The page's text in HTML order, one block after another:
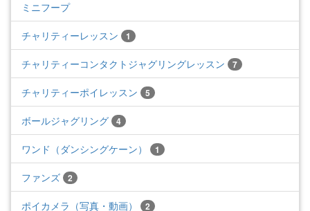
ミニフープ
チャリティーレッスン 1
チャリティーコンタクトジャグリングレッスン 7
チャリティーポイレッスン 5
ボールジャグリング 4
ワンド（ダンシングケーン） 1
ファンズ 2
ポイカメラ（写真・動画） 2